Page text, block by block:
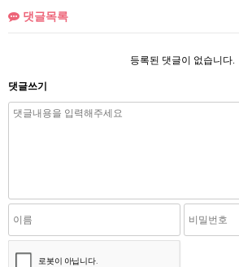
댓글목록
등록된 댓글이 없습니다.
댓글쓰기